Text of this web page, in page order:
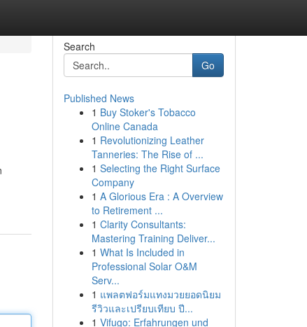
Search
Go
Published News
1 Buy Stoker's Tobacco
Online Canada
1 Revolutionizing Leather
Tanneries: The Rise of ...
1 Selecting the Right Surface
Company
1 A Glorious Era : A Overview
to Retirement ...
1 Clarity Consultants:
Mastering Training Deliver...
1 What Is Included in
Professional Solar O&M
Serv...
1 แพลตฟอร์มแทงมวยยอดนิยม
รีวิวและเปรียบเทียบ ปี...
1 Vifugo: Erfahrungen und